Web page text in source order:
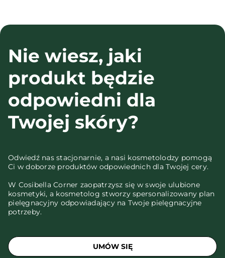
Nie wiesz, jaki
produkt będzie
odpowiedni dla
Twojej skóry?
Odwiedź nas stacjonarnie, a nasi kosmetolodzy pomogą
Ci w doborze produktów odpowiednich dla Twojej cery.
W Cosibella Corner zaopatrzysz się w swoje ulubione
kosmetyki, a kosmetolog stworzy spersonalizowany plan
pielęgnacyjny odpowiadający na Twoje pielęgnacyjne
potrzeby.
UMÓW SIĘ